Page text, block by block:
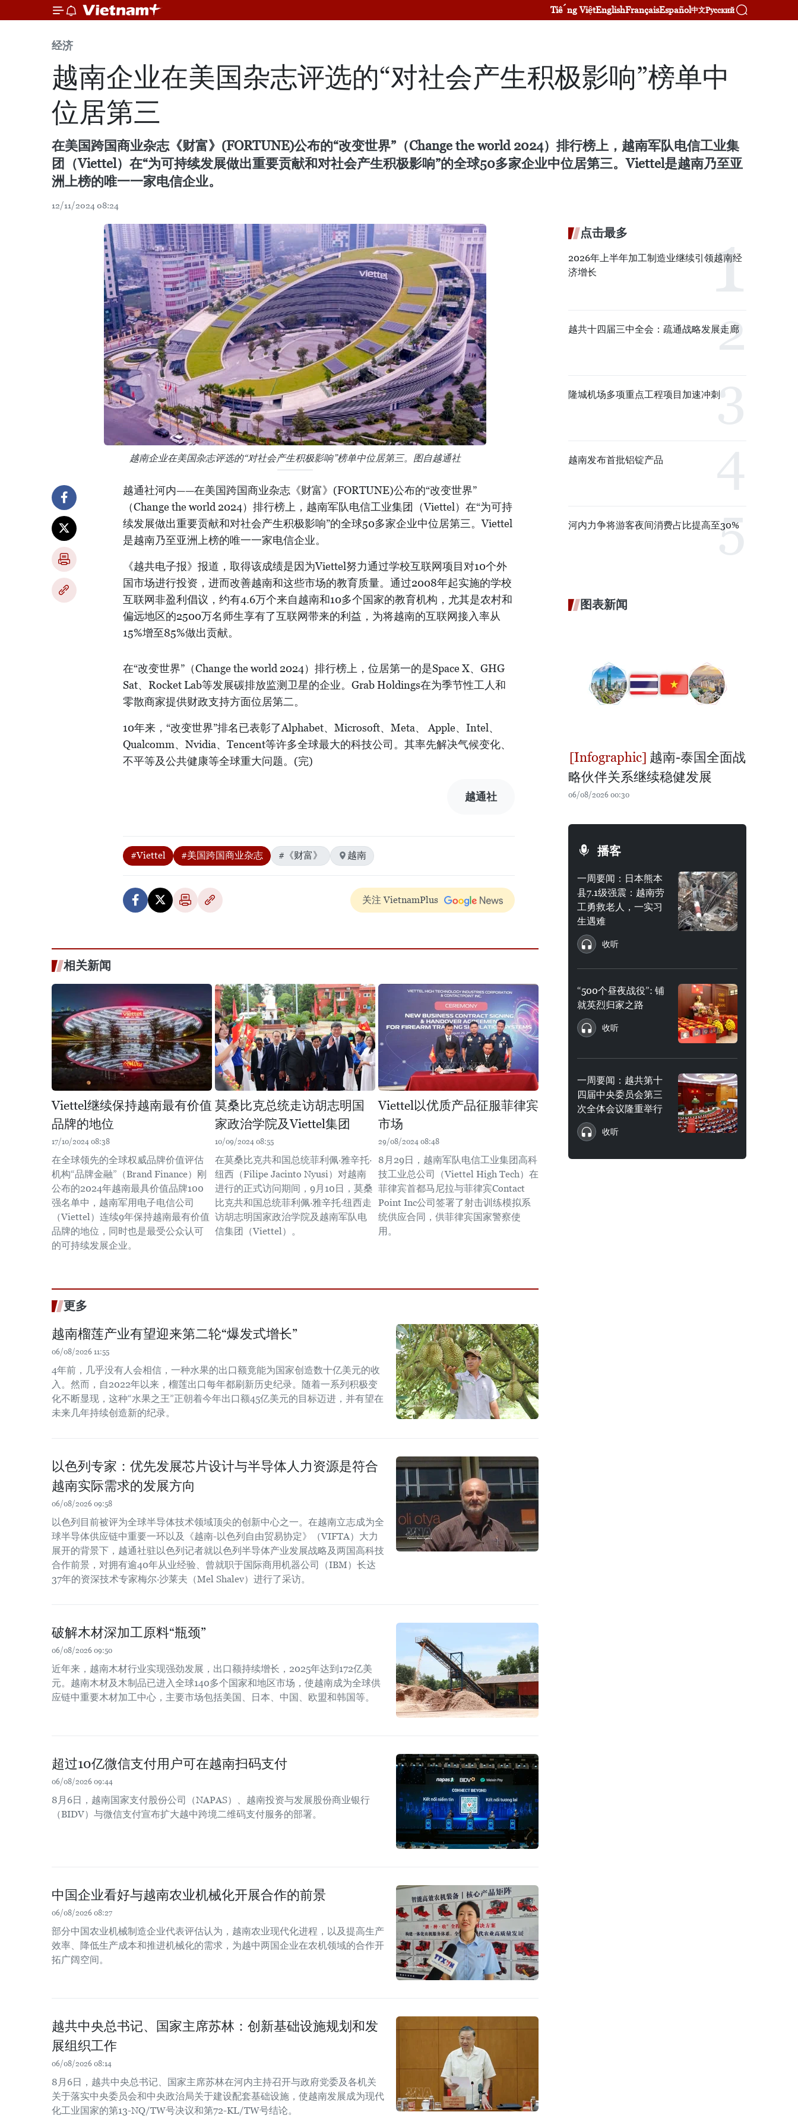
Tiếng ViệtEnglishFrançaisEspañol中文Русский
经济
越南企业在美国杂志评选的“对社会产生积极影响”榜单中
位居第三
在美国跨国商业杂志《财富》(FORTUNE)公布的“改变世界”（Change the world 2024）排行榜上，越南军队电信工业集
团（Viettel）在“为可持续发展做出重要贡献和对社会产生积极影响”的全球50多家企业中位居第三。Viettel是越南乃至亚
洲上榜的唯一一家电信企业。
12/11/2024 08:24
越南企业在美国杂志评选的“对社会产生积极影响”榜单中位居第三。图自越通社
越通社河内——在美国跨国商业杂志《财富》(FORTUNE)公布的“改变世界”
（Change the world 2024）排行榜上，越南军队电信工业集团（Viettel）在“为可持
续发展做出重要贡献和对社会产生积极影响”的全球50多家企业中位居第三。Viettel
是越南乃至亚洲上榜的唯一一家电信企业。
《越共电子报》报道，取得该成绩是因为Viettel努力通过学校互联网项目对10个外
国市场进行投资，进而改善越南和这些市场的教育质量。通过2008年起实施的学校
互联网非盈利倡议，约有4.6万个来自越南和10多个国家的教育机构，尤其是农村和
偏远地区的2500万名师生享有了互联网带来的利益，为将越南的互联网接入率从
15%增至85%做出贡献。
在“改变世界”（Change the world 2024）排行榜上，位居第一的是Space X、GHG
Sat、Rocket Lab等发展碳排放监测卫星的企业。Grab Holdings在为季节性工人和
零散商家提供财政支持方面位居第二。
10年来，“改变世界”排名已表彰了Alphabet、Microsoft、Meta、 Apple、Intel、
Qualcomm、Nvidia、Tencent等许多全球最大的科技公司。其率先解决气候变化、
不平等及公共健康等全球重大问题。(完)
越通社
#Viettel #美国跨国商业杂志 #《财富》 越南
关注 VietnamPlus
相关新闻
Viettel继续保持越南最有价值
品牌的地位
17/10/2024 08:38
在全球领先的全球权威品牌价值评估
机构“品牌金融”（Brand Finance）刚
公布的2024年越南最具价值品牌100
强名单中，越南军用电子电信公司
（Viettel）连续9年保持越南最有价值
品牌的地位，同时也是最受公众认可
的可持续发展企业。
莫桑比克总统走访胡志明国
家政治学院及Viettel集团
10/09/2024 08:55
在莫桑比克共和国总统菲利佩·雅辛托·
纽西（Filipe Jacinto Nyusi）对越南
进行的正式访问期间，9月10日，莫桑
比克共和国总统菲利佩·雅辛托·纽西走
访胡志明国家政治学院及越南军队电
信集团（Viettel）。
Viettel以优质产品征服菲律宾
市场
29/08/2024 08:48
8月29日，越南军队电信工业集团高科
技工业总公司（Viettel High Tech）在
菲律宾首都马尼拉与菲律宾Contact
Point Inc公司签署了射击训练模拟系
统供应合同，供菲律宾国家警察使
用。
更多
越南榴莲产业有望迎来第二轮“爆发式增长”
06/08/2026 11:55
4年前，几乎没有人会相信，一种水果的出口额竟能为国家创造数十亿美元的收
入。然而，自2022年以来，榴莲出口每年都刷新历史纪录。随着一系列积极变
化不断显现，这种“水果之王”正朝着今年出口额45亿美元的目标迈进，并有望在
未来几年持续创造新的纪录。
以色列专家：优先发展芯片设计与半导体人力资源是符合
越南实际需求的发展方向
06/08/2026 09:58
以色列目前被评为全球半导体技术领域顶尖的创新中心之一。在越南立志成为全
球半导体供应链中重要一环以及《越南-以色列自由贸易协定》（VIFTA）大力
展开的背景下，越通社驻以色列记者就以色列半导体产业发展战略及两国高科技
合作前景，对拥有逾40年从业经验、曾就职于国际商用机器公司（IBM）长达
37年的资深技术专家梅尔·沙莱夫（Mel Shalev）进行了采访。
破解木材深加工原料“瓶颈”
06/08/2026 09:50
近年来，越南木材行业实现强劲发展，出口额持续增长，2025年达到172亿美
元。越南木材及木制品已进入全球140多个国家和地区市场，使越南成为全球供
应链中重要木材加工中心，主要市场包括美国、日本、中国、欧盟和韩国等。
超过10亿微信支付用户可在越南扫码支付
06/08/2026 09:44
8月6日，越南国家支付股份公司（NAPAS）、越南投资与发展股份商业银行
（BIDV）与微信支付宣布扩大越中跨境二维码支付服务的部署。
中国企业看好与越南农业机械化开展合作的前景
06/08/2026 08:27
部分中国农业机械制造企业代表评估认为，越南农业现代化进程，以及提高生产
效率、降低生产成本和推进机械化的需求，为越中两国企业在农机领域的合作开
拓广阔空间。
越共中央总书记、国家主席苏林：创新基础设施规划和发
展组织工作
06/08/2026 08:14
8月6日，越共中央总书记、国家主席苏林在河内主持召开与政府党委及各机关
关于落实中央委员会和中央政治局关于建设配套基础设施，使越南发展成为现代
化工业国家的第13-NQ/TW号决议和第72-KL/TW号结论。
点击最多
2026年上半年加工制造业继续引领越南经
济增长
越共十四届三中全会：疏通战略发展走廊
隆城机场多项重点工程项目加速冲刺
越南发布首批铝锭产品
河内力争将游客夜间消费占比提高至30%
图表新闻
越南-泰国全面战
略伙伴关系继续稳健发展
06/08/2026 00:30
播客
一周要闻：日本熊本
县7.1级强震：越南劳
工勇救老人，一实习
生遇难
收听
“500个昼夜战役”: 铺
就英烈归家之路
收听
一周要闻：越共第十
四届中央委员会第三
次全体会议隆重举行
收听